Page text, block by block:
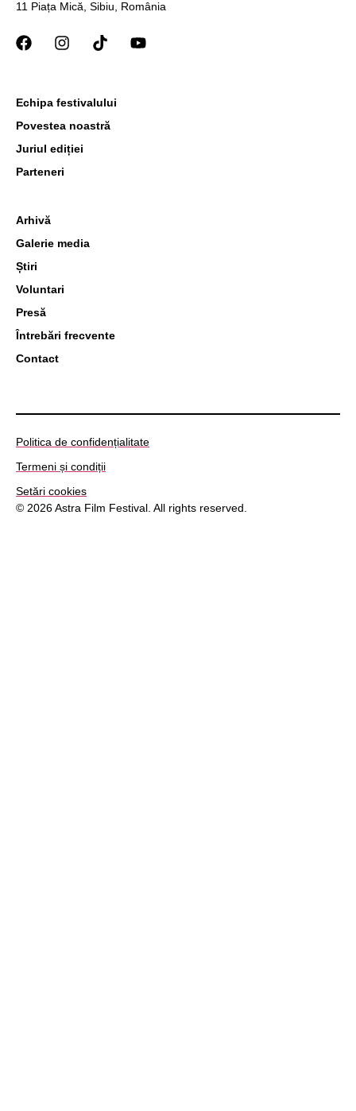
11 Piața Mică, Sibiu, România
Arhivă
Galerie media
Știri
Voluntari
Presă
Întrebări frecvente
Contact
Echipa festivalului
Povestea noastră
Juriul ediției
Parteneri
Politica de confidențialitate
Termeni și condiții
Setări cookies
© 2026 Astra Film Festival. All rights reserved.